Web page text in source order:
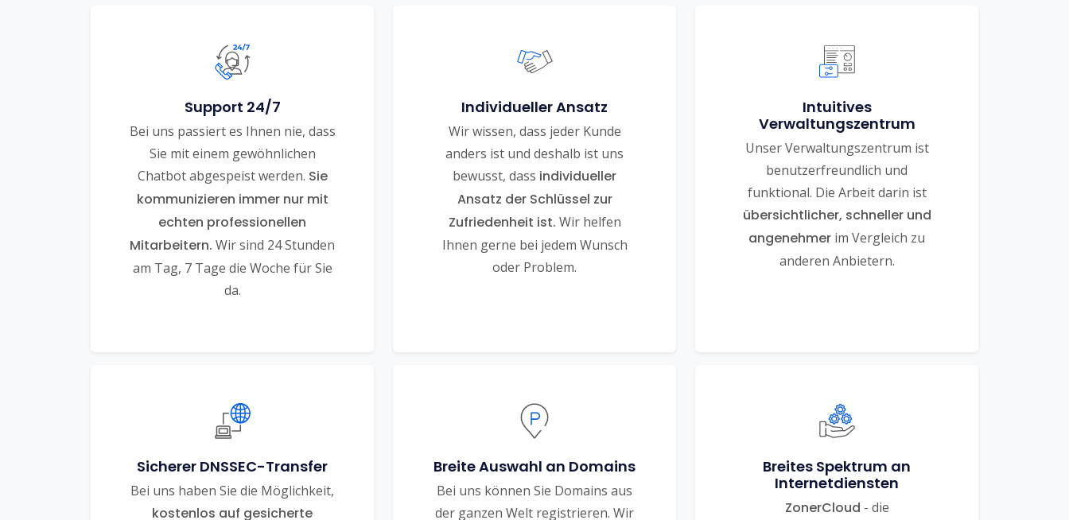
Support 24/7
Bei uns passiert es Ihnen nie, dass
Sie mit einem gewöhnlichen
Chatbot abgespeist werden. Sie
kommunizieren immer nur mit
echten professionellen
Mitarbeitern. Wir sind 24 Stunden
am Tag, 7 Tage die Woche für Sie
da.
Individueller Ansatz
Wir wissen, dass jeder Kunde
anders ist und deshalb ist uns
bewusst, dass individueller
Ansatz der Schlüssel zur
Zufriedenheit ist. Wir helfen
Ihnen gerne bei jedem Wunsch
oder Problem.
Intuitives
Verwaltungszentrum
Unser Verwaltungszentrum ist
benutzerfreundlich und
funktional. Die Arbeit darin ist
übersichtlicher, schneller und
angenehmer im Vergleich zu
anderen Anbietern.
Sicherer DNSSEC-Transfer
Bei uns haben Sie die Möglichkeit,
kostenlos auf gesicherte
Breite Auswahl an Domains
Bei uns können Sie Domains aus
der ganzen Welt registrieren. Wir
Breites Spektrum an
Internetdiensten
ZonerCloud - die